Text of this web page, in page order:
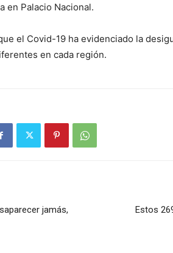
en Palacio Nacional.
el Covid-19 ha evidenciado la
en cada región.
jamás,
Estos